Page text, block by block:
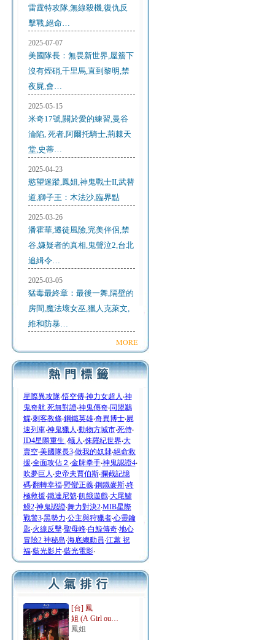
雷霆特攻隊,無線殺機,復仇反
擊戰,絕命…
2025-07-07
美國隊長：無畏新世界,屋簷下
沒有煙硝,千里馬,直到黎明,禁
夜屍,會…
2025-05-15
米奇17號,關於愛的練習,曼谷
淪陷, 死者,阿爾托騎士,荊棘天
堂,史蒂…
2025-04-23
慾望迷蹤,鳳姐,神鬼戰士II,武替
道,獅子王：木法沙,臨界點
2025-03-26
潘霍華,遷徒風險,完美伴侶,禁
谷,嫌疑者的真相,鬼聲泣2,台北
追緝令…
2025-03-05
猛毒最終章：最後一舞,隔壁的
房間,魔法壞女巫,獵人克萊文,
維和防暴…
MORE
星際異攻隊‧悟空傳‧神力女超人 ‧神
鬼奇航 死無對證‧神鬼傳奇‧同盟鶼
鰈‧刺客教條‧鋼鐵英雄‧奇異博士‧屍
速列車‧神鬼獵人 ‧動物方城市‧死侍‧
ID4星際重生 ‧蟻人 ‧侏羅紀世界‧大
賣空‧美國隊長3‧做我的奴隸‧絕命救
援‧全面攻佔２ ‧金牌拳手‧神鬼認證4‧
吹夢巨人 ‧史帝夫賈伯斯‧攔截記憶
碼‧翻轉幸福‧野蠻正義‧鋼鐵麥斯‧終
極救援‧鐵達尼號‧飢餓遊戲‧大尾鱸
鰻2‧神鬼認證‧舞力對決2‧MIB星際
戰警3‧黑勢力‧公主與狩獵者‧心靈鑰
匙‧火線反擊‧聖母峰‧白鯨傳奇‧地心
冒險2 神秘島‧海底總動員‧江蕙 祝
福‧藍光影片‧藍光電影‧
[台] 鳳
姐 (A Girl ou…
鳳姐